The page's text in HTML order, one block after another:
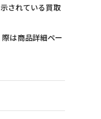
されている買取
は商品詳細ペー